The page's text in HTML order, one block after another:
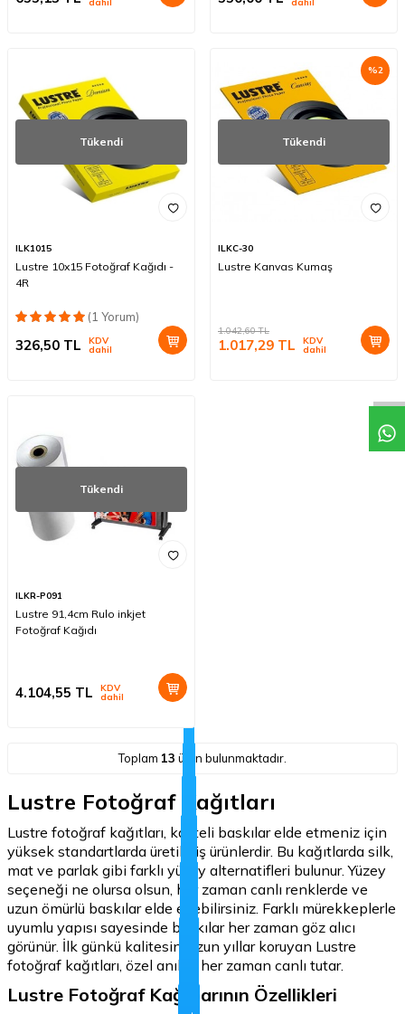
dahil dahil
Tükendi
ILK1015
Lustre 10x15 Fotoğraf Kağıdı -
4R
(1 Yorum)
326,50 TL KDV
dahil
%2
Tükendi
ILKC-30
Lustre Kanvas Kumaş
1.042,60TL
1.017,29 TL KDV
dahil
Tükendi
ILKR-P091
Lustre 91,4cm Rulo inkjet
Fotoğraf Kağıdı
4.104,55 TL KDV
dahil
Toplam 13 ürün bulunmaktadır.
Lustre Fotoğraf Kağıtları
Lustre fotoğraf kağıtları, kaliteli baskılar elde etmeniz için
yüksek standartlarda üretilmiş ürünlerdir. Bu kağıtlarda silk,
mat ve parlak gibi farklı yüzey alternatifleri bulunur. Yüzey
seçeneği ne olursa olsun, her zaman canlı renklerde ve
uzun ömürlü baskılar elde edebilirsiniz. Farklı mürekkeplerle
uyumlu yapısı sayesinde baskılar her zaman göz alıcı
görünür. İlk günkü kalitesini uzun yıllar koruyan Lustre
fotoğraf kağıtları, özel anıları her zaman canlı tutar.
Lustre Fotoğraf Kağıtlarının Özellikleri